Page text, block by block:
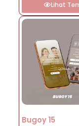
Lihat
Bugoy 15